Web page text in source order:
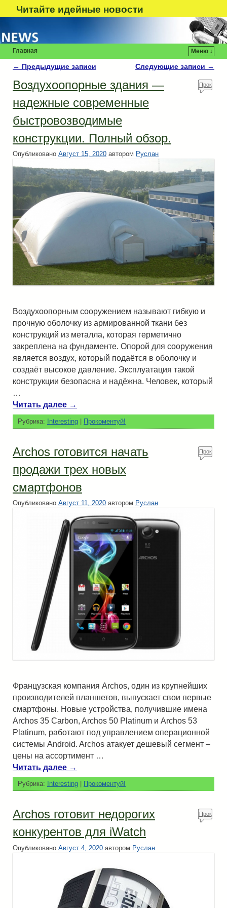
Читайте идейные новости
Главная Меню ↓
Навигация по записям
← Предыдущие записи Следующие записи →
Воздухоопорные здания —
надежные современные
быстровозводимые
конструкции. Полный обзор.
Опубликовано Август 15, 2020 автором Руслан
Прок
омен
Воздухоопорным сооружением называют гибкую и
прочную оболочку из армированной ткани без
конструкций из металла, которая герметично
закреплена на фундаменте. Опорой для сооружения
является воздух, который подаётся в оболочку и
создаёт высокое давление. Эксплуатация такой
конструкции безопасна и надёжна. Человек, который
…
Читать далее →
Рубрика: Interesting | Прокоментуй!
Archos готовится начать
продажи трех новых
смартфонов
Опубликовано Август 11, 2020 автором Руслан
Прок
омен
Французская компания Archos, один из крупнейших
производителей планшетов, выпускает свои первые
смартфоны. Новые устройства, получившие имена
Archos 35 Carbon, Archos 50 Platinum и Archos 53
Platinum, работают под управлением операционной
системы Android. Archos атакует дешевый сегмент –
цены на ассортимент …
Читать далее →
Рубрика: Interesting Прокоментуй!
Archos готовит недорогих
конкурентов для iWatch
Опубликовано Август 4, 2020 автором Руслан
Прок
омен